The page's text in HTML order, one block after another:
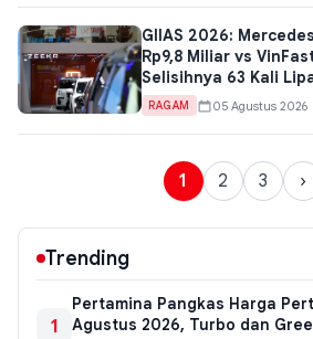
GIIAS 2026:
Rp9,8 Miliar vs
Selisihnya 63 Kali
RAGAM 05 Agustus 2026
1 2 3 ›
Trending
1
Pertamina Pangkas Harga
Agustus 2026, Turbo dan